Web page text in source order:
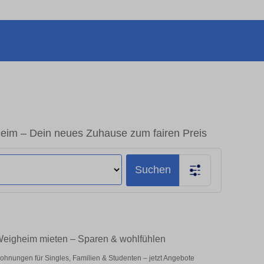
– Dein neues Zuhause zum fairen Preis
Suchen
mieten – Sparen & wohlfühlen
für Singles, Familien & Studenten – jetzt Angebote